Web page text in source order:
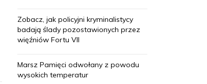
Zobacz, jak policyjni kryminalistycy
badają ślady pozostawionych przez
więźniów Fortu VII
Marsz Pamięci odwołany z powodu
wysokich temperatur